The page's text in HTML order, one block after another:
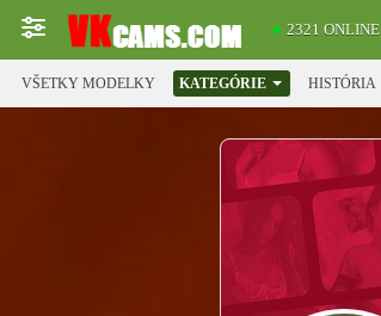
2321 ONLINE
VŠETKY MODELKY KATEGÓRIE HISTÓRIA